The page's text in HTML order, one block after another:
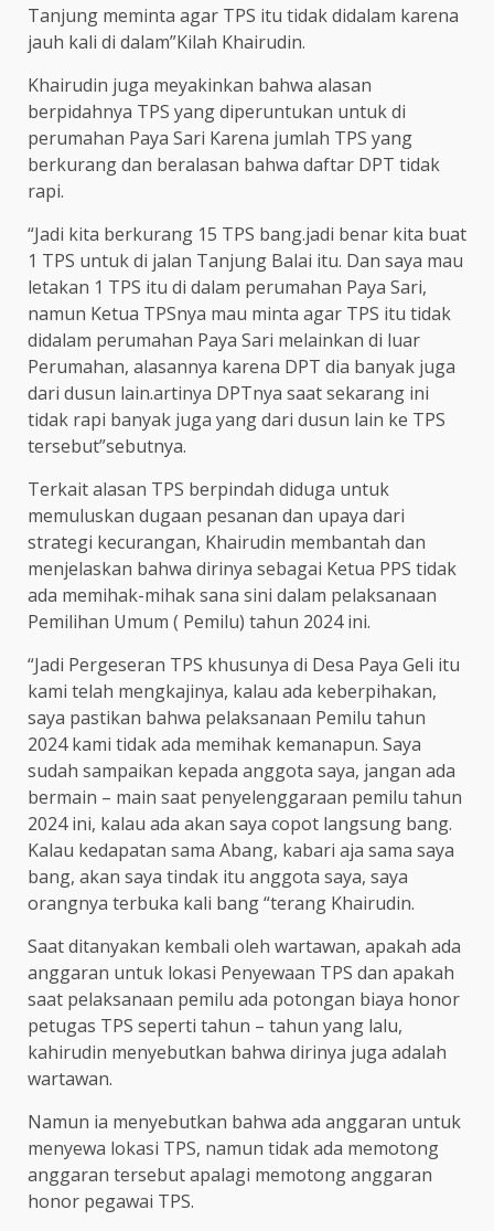
Tanjung meminta agar TPS itu tidak didalam karena
jauh kali di dalam”Kilah Khairudin.
Khairudin juga meyakinkan bahwa alasan
berpidahnya TPS yang diperuntukan untuk di
perumahan Paya Sari Karena jumlah TPS yang
berkurang dan beralasan bahwa daftar DPT tidak
rapi.
“Jadi kita berkurang 15 TPS bang.jadi benar kita buat
1 TPS untuk di jalan Tanjung Balai itu. Dan saya mau
letakan 1 TPS itu di dalam perumahan Paya Sari,
namun Ketua TPSnya mau minta agar TPS itu tidak
didalam perumahan Paya Sari melainkan di luar
Perumahan, alasannya karena DPT dia banyak juga
dari dusun lain.artinya DPTnya saat sekarang ini
tidak rapi banyak juga yang dari dusun lain ke TPS
tersebut”sebutnya.
Terkait alasan TPS berpindah diduga untuk
memuluskan dugaan pesanan dan upaya dari
strategi kecurangan, Khairudin membantah dan
menjelaskan bahwa dirinya sebagai Ketua PPS tidak
ada memihak-mihak sana sini dalam pelaksanaan
Pemilihan Umum ( Pemilu) tahun 2024 ini.
“Jadi Pergeseran TPS khusunya di Desa Paya Geli itu
kami telah mengkajinya, kalau ada keberpihakan,
saya pastikan bahwa pelaksanaan Pemilu tahun
2024 kami tidak ada memihak kemanapun. Saya
sudah sampaikan kepada anggota saya, jangan ada
bermain – main saat penyelenggaraan pemilu tahun
2024 ini, kalau ada akan saya copot langsung bang.
Kalau kedapatan sama Abang, kabari aja sama saya
bang, akan saya tindak itu anggota saya, saya
orangnya terbuka kali bang “terang Khairudin.
Saat ditanyakan kembali oleh wartawan, apakah ada
anggaran untuk lokasi Penyewaan TPS dan apakah
saat pelaksanaan pemilu ada potongan biaya honor
petugas TPS seperti tahun – tahun yang lalu,
kahirudin menyebutkan bahwa dirinya juga adalah
wartawan.
Namun ia menyebutkan bahwa ada anggaran untuk
menyewa lokasi TPS, namun tidak ada memotong
anggaran tersebut apalagi memotong anggaran
honor pegawai TPS.